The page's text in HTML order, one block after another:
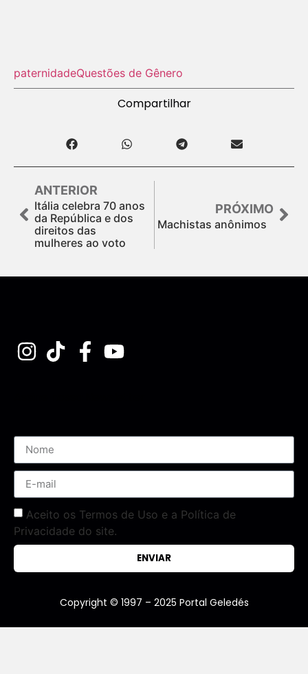
paternidadeQuestões de Gênero
Compartilhar
ANTERIOR
Itália celebra 70 anos
da República e dos
direitos das
mulheres ao voto
PRÓXIMO
Machistas anônimos
Aceito os Termos de Uso e a Política de
Privacidade do site.
ENVIAR
Copyright © 1997 – 2025 Portal Geledés